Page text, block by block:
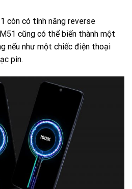
còn có tính năng reverse
cũng có thể biến thành một
nếu như một chiếc điện thoại
pin.